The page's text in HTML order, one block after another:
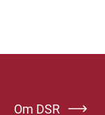
Om DSR